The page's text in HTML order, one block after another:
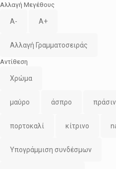
Αλλαγή Μεγέθους
A- A+
Αλλαγή Γραμματοσειράς
Αντίθεση
Χρώμα
μαύρο άσπρο
πορτοκαλί κίτρινο
Υπογράμμιση συνδέσμων